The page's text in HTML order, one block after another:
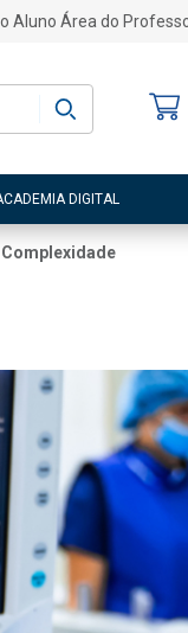
Aluno Área do
DIGITAL